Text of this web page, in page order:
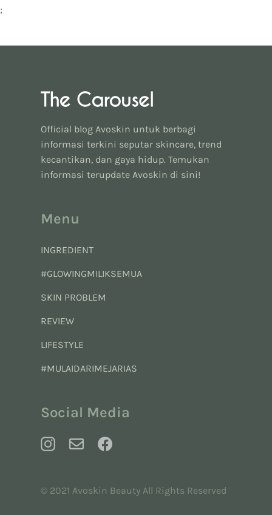
;
Official blog Avoskin untuk berbagi
informasi terkini seputar skincare, trend
kecantikan, dan gaya hidup. Temukan
informasi terupdate Avoskin di sini!
Menu
INGREDIENT
#GLOWINGMILIKSEMUA
SKIN PROBLEM
REVIEW
LIFESTYLE
#MULAIDARIMEJARIAS
Social Media
© 2021 Avoskin Beauty All Rights Reserved